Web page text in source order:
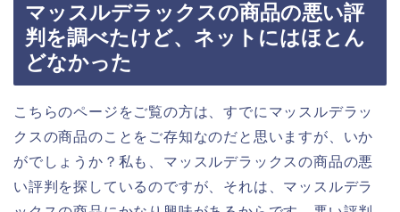
マッスルデラックスの商品の悪い評
判を調べたけど、ネットにはほとん
どなかった
こちらのページをご覧の方は、すでにマッスルデラッ
クスの商品のことをご存知なのだと思いますが、いか
がでしょうか？私も、マッスルデラックスの商品の悪
い評判を探しているのですが、それは、マッスルデラ